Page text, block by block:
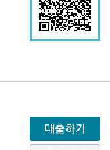
대출하기